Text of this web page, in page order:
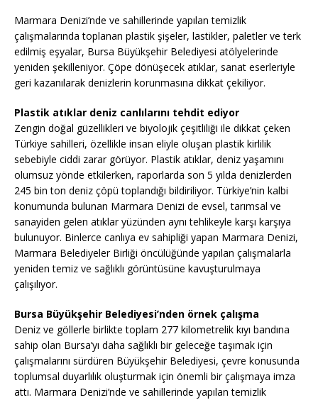
Marmara Denizi’nde ve sahillerinde yapılan temizlik
çalışmalarında toplanan plastik şişeler, lastikler, paletler ve terk
edilmiş eşyalar, Bursa Büyükşehir Belediyesi atölyelerinde
yeniden şekilleniyor. Çöpe dönüşecek atıklar, sanat eserleriyle
geri kazanılarak denizlerin korunmasına dikkat çekiliyor.
Plastik atıklar deniz canlılarını tehdit ediyor
Zengin doğal güzellikleri ve biyolojik çeşitliliği ile dikkat çeken
Türkiye sahilleri, özellikle insan eliyle oluşan plastik kirlilik
sebebiyle ciddi zarar görüyor. Plastik atıklar, deniz yaşamını
olumsuz yönde etkilerken, raporlarda son 5 yılda denizlerden
245 bin ton deniz çöpü toplandığı bildiriliyor. Türkiye’nin kalbi
konumunda bulunan Marmara Denizi de evsel, tarımsal ve
sanayiden gelen atıklar yüzünden aynı tehlikeyle karşı karşıya
bulunuyor. Binlerce canlıya ev sahipliği yapan Marmara Denizi,
Marmara Belediyeler Birliği öncülüğünde yapılan çalışmalarla
yeniden temiz ve sağlıklı görüntüsüne kavuşturulmaya
çalışılıyor.
Bursa Büyükşehir Belediyesi’nden örnek çalışma
Deniz ve göllerle birlikte toplam 277 kilometrelik kıyı bandına
sahip olan Bursa’yı daha sağlıklı bir geleceğe taşımak için
çalışmalarını sürdüren Büyükşehir Belediyesi, çevre konusunda
toplumsal duyarlılık oluşturmak için önemli bir çalışmaya imza
attı. Marmara Denizi’nde ve sahillerinde yapılan temizlik